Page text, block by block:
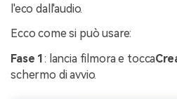
l'eco dall'audio.
Ecco come si può usare:
Fase 1: lancia filmora e tocca
schermo di avvio.